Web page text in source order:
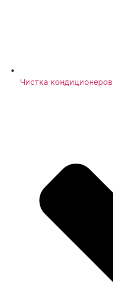
Чистка кондиционеров